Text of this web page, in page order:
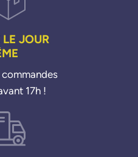
LE JOUR
17h !